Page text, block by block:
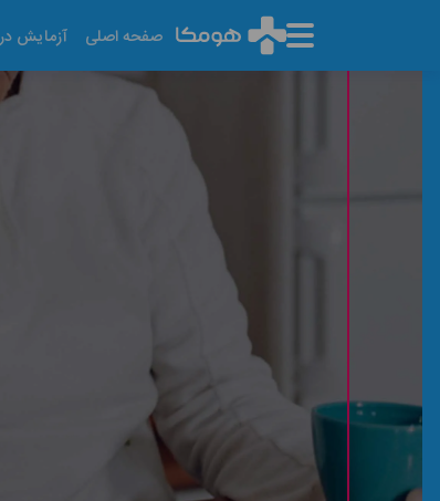
صفحه اصلی آزمایش
آزمایشگاه مرکزی
آخرین تاریخ به روز رسانی: ۱۴۰۵/۰۵/۱۳